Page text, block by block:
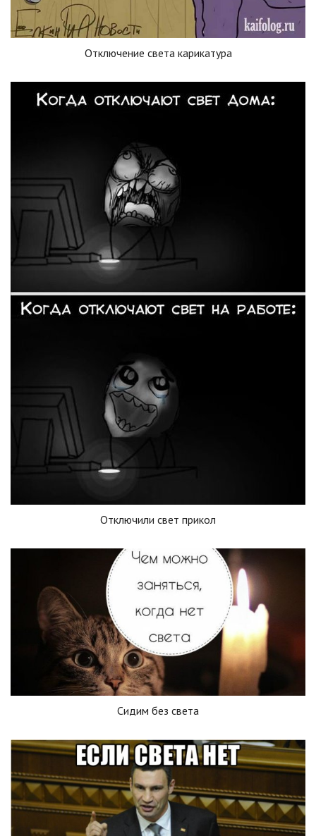
Отключение света карикатура
Отключили свет прикол
Сидим без света